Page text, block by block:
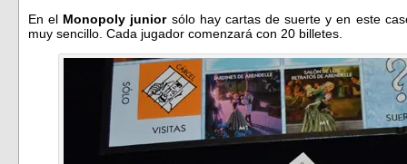
En el Monopoly juniorsólo hay cartas de suerte y en este
muy sencillo. Cada jugador comenzará con 20 billetes.